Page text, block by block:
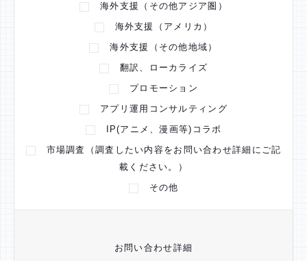
海外支援（その他アジア圏）
海外支援（アメリカ）
海外支援（その他地域）
翻訳、ローカライズ
プロモーション
アプリ運用コンサルティング
IP(アニメ、漫画等)コラボ
市場調査（調査したい内容をお問い合わせ詳細にご記
載ください。）
その他
お問い合わせ詳細